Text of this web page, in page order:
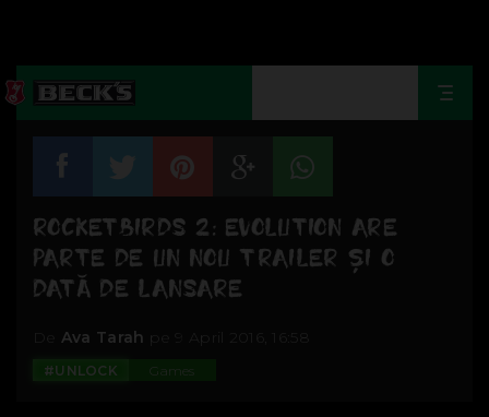
ROCKETBIRDS 2: EVOLUTION ARE
PARTE DE UN NOU TRAILER ŞI O
DATĂ DE LANSARE
Ava Tarah pe 9 April 2016, 16:58
#UNLOCK Games